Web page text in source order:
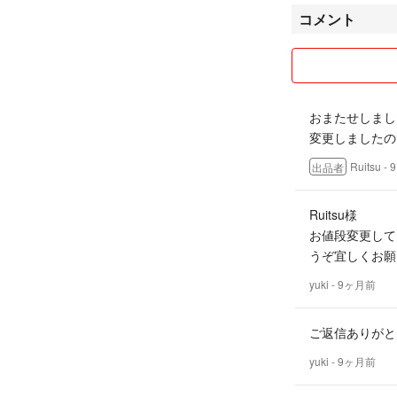
コメント
おまたせしま
変更しました
出品者 Ruitsu -
Ruitsu様
お値段変更し
うぞ宜しくお
yuki - 9ヶ月前
ご返信ありが
yuki - 9ヶ月前